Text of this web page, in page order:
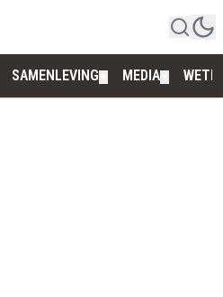
SAMENLEVING MEDIA